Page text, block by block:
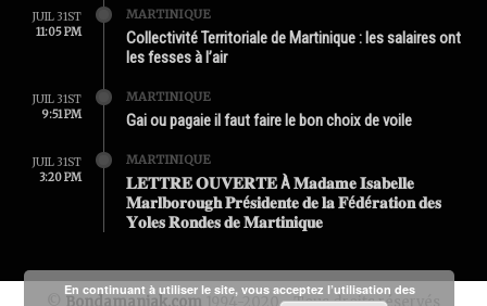
JUIL 31ST
11:05 PM
MARTINIQUE
Collectivité Territoriale de Martinique : les salaires ont
les fesses à l’air
JUIL 31ST
9:51 PM
MARTINIQUE
Gai ou pagaie il faut faire le bon choix de voile
JUIL 31ST
3:20 PM
MARTINIQUE
𝐋𝐄𝐓𝐓𝐑𝐄 𝐎𝐔𝐕𝐄𝐑𝐓𝐄 À 𝐌𝐚𝐝𝐚𝐦𝐞 𝐈𝐬𝐚𝐛𝐞𝐥𝐥𝐞
𝐌𝐚𝐫𝐥𝐛𝐨𝐫𝐨𝐮𝐠𝐡 𝐏𝐫é𝐬𝐢𝐝𝐞𝐧𝐭𝐞 𝐝𝐞 𝐥𝐚 𝐅é𝐝é𝐫𝐚𝐭𝐢𝐨𝐧 𝐝𝐞𝐬
𝐘𝐨𝐥𝐞𝐬 𝐑𝐨𝐧𝐝𝐞𝐬 𝐝𝐞 𝐌𝐚𝐫𝐭𝐢𝐧𝐢𝐪𝐮𝐞
Bondamanjak.com 1994-2020 - Tous droits réservés
En continuant à utiliser le site, vous acceptez l’utilisation des